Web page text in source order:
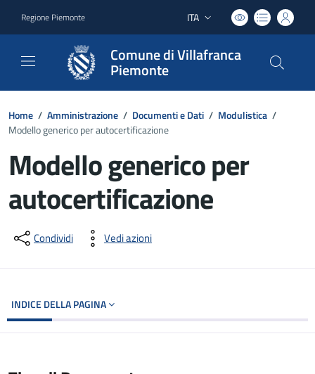
Regione Piemonte Lingua attiva:
ITA
Comune di Villafranca
Piemonte
Home / Amministrazione / Documenti e Dati / Modulistica /
Modello generico per autocertificazione
Modello generico per
autocertificazione
Dettagli del documento
Condividi Vedi azioni
INDICE DELLA PAGINA